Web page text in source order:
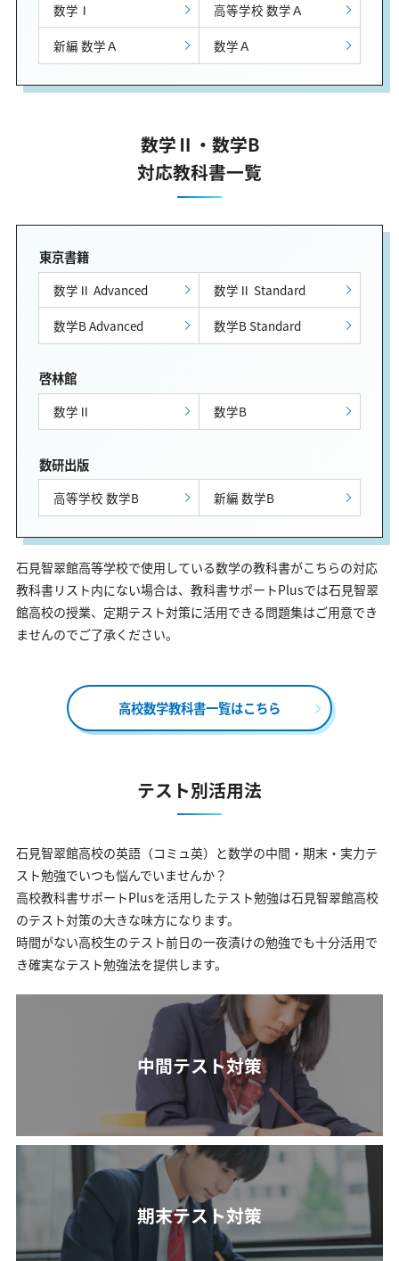
数学Ⅰ
高等学校 数学Ａ
新編 数学Ａ
数学Ａ
数学Ⅱ・数学B
対応教科書一覧
東京書籍
数学Ⅱ Advanced
数学Ⅱ Standard
数学B Advanced
数学B Standard
啓林館
数学Ⅱ 数学B
数研出版
高等学校 数学B 新編 数学B
石見智翠館高等学校で使用している数学の教科書がこちらの対応
教科書リスト内にない場合は、教科書サポートPlusでは石見智翠
館高校の授業、定期テスト対策に活用できる問題集はご用意でき
ませんのでご了承ください。
高校数学教科書一覧はこちら
テスト別活用法
石見智翠館高校の英語（コミュ英）と数学の中間・期末・実力テ
スト勉強でいつも悩んでいませんか？
高校教科書サポートPlusを活用したテスト勉強は石見智翠館高校
のテスト対策の大きな味方になります。
時間がない高校生のテスト前日の一夜漬けの勉強でも十分活用で
き確実なテスト勉強法を提供します。
中間テスト対策
期末テスト対策